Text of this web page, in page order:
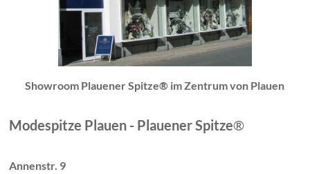
Showroom Plauener Spitze® im Zentrum von Plauen
Modespitze Plauen - Plauener Spitze®
Annenstr. 9